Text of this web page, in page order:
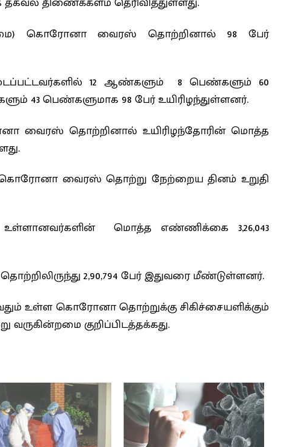
கொரோனா வைரஸ் தொற்றினால் 98 பேர்
12 ஆண்களும் 8 பெண்களும் 60
43 பெண்களுமாக 98 பேர் உயிரிழந்துள்ளனர்.
வைரஸ் தொற்றினால் உயிரிழந்தோரின் மொத்த
கொரோனா வைரஸ் தொற்று நேற்றைய தினம் உறுதி
மொத்த எண்ணிக்கை 3,26,043
2,90,794 பேர் இதுவரை மீண்டுள்ளனர்.
உள்ள கொரோனா தொற்றுக்கு சிகிச்சையளிக்கும்
குறிப்பிடத்தக்கது.